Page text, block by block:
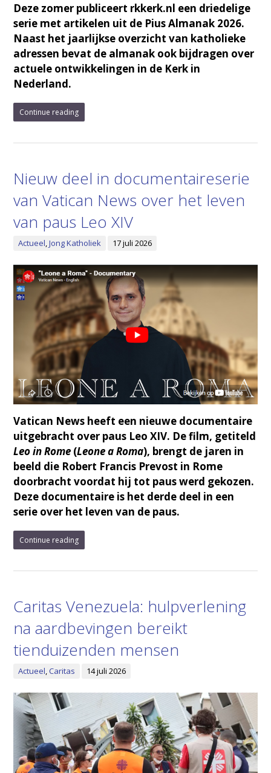
Deze zomer publiceert rkkerk.nl een driedelige
serie met artikelen uit de Pius Almanak 2026.
Naast het jaarlijkse overzicht van katholieke
adressen bevat de almanak ook bijdragen over
actuele ontwikkelingen in de Kerk in
Nederland.
Continue reading
Nieuw deel in documentaireserie
van Vatican News over het leven
van paus Leo XIV
Actueel,Jong Katholiek 17 juli 2026
Vatican News heeft een nieuwe documentaire
uitgebracht over paus Leo XIV. De film, getiteld
Leo in Rome (Leone a Roma), brengt de jaren in
beeld die Robert Francis Prevost in Rome
doorbracht voordat hij tot paus werd gekozen.
Deze documentaire is het derde deel in een
serie over het leven van de paus.
Continue reading
Caritas Venezuela: hulpverlening
na aardbevingen bereikt
tienduizenden mensen
Actueel,Caritas 14 juli 2026